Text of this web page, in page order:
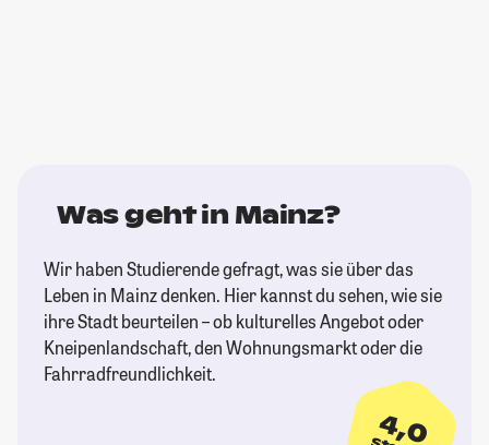
Was geht in Mainz?
Wir haben Studierende gefragt, was sie über das
Leben in Mainz denken. Hier kannst du sehen, wie sie
ihre Stadt beurteilen – ob kulturelles Angebot oder
Kneipenlandschaft, den Wohnungsmarkt oder die
Fahrradfreundlichkeit.
4,0